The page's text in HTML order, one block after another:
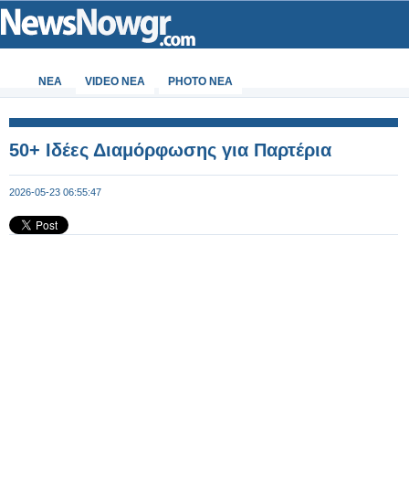
ΝΕΑ VIDEO NEA PHOTO NEA
50+ Ιδέες Διαμόρφωσης για Παρτέρια
2026-05-23 06:55:47